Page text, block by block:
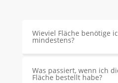
Wieviel Fläche benötige
mindestens?
Was passiert, wenn ich
Fläche bestellt habe?